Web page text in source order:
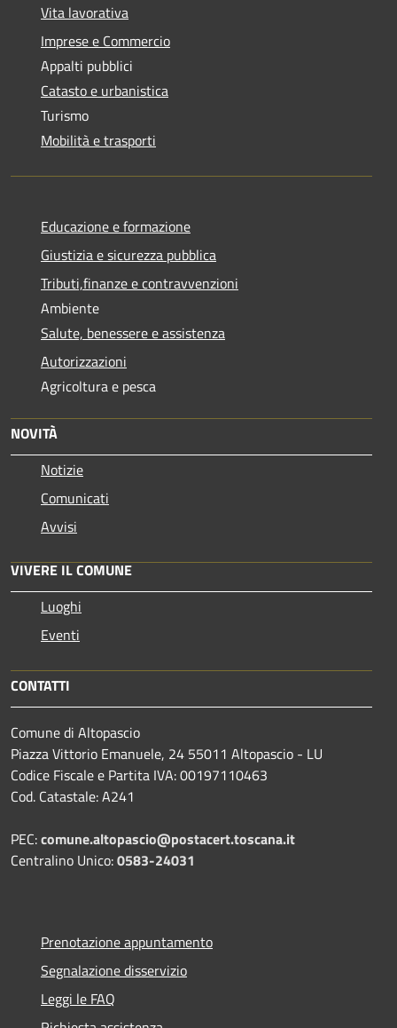
Vita lavorativa
Imprese e Commercio
Appalti pubblici
Catasto e urbanistica
Turismo
Mobilità e trasporti
Educazione e formazione
Giustizia e sicurezza pubblica
Tributi,finanze e contravvenzioni
Ambiente
Salute, benessere e assistenza
Autorizzazioni
Agricoltura e pesca
NOVITÀ
Notizie
Comunicati
Avvisi
VIVERE IL COMUNE
Luoghi
Eventi
CONTATTI
Comune di Altopascio
Piazza Vittorio Emanuele, 24 55011 Altopascio - LU
Codice Fiscale e Partita IVA: 00197110463
Cod. Catastale: A241
PEC:comune.altopascio@postacert.toscana.it
Centralino Unico:0583-24031
Prenotazione appuntamento
Segnalazione disservizio
Leggi le FAQ